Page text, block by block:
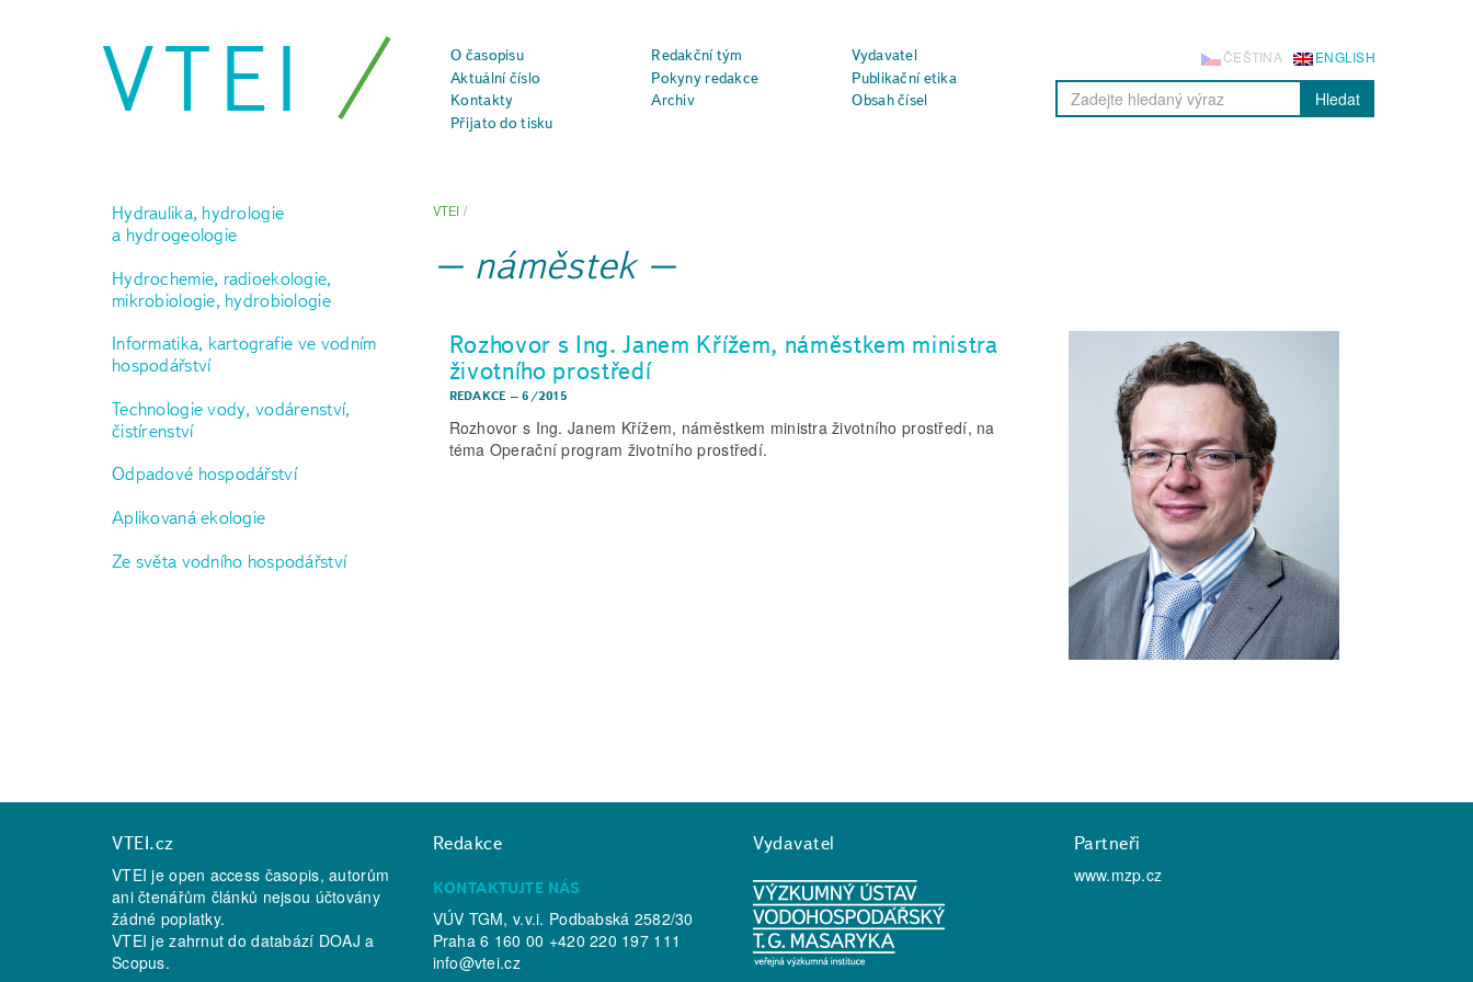
VTEI O časopisu Redakční tým
Vydavatel
Aktuální číslo
Pokyny redakce
Publikační etika
Kontakty
Archiv
Obsah čísel
Přijato do tisku
ENGLISH
ČEŠTINA
Hledat
Hydraulika, hydrologie
a hydrogeologie
Hydrochemie, radioekologie,
mikrobiologie, hydrobiologie
Informatika, kartografie ve vodním
hospodářství
Technologie vody, vodárenství,
čistírenství
Odpadové hospodářství
Aplikovaná ekologie
Ze světa vodního hospodářství
VTEI /
náměstek
Rozhovor s Ing. Janem Křížem, náměstkem ministra
životního prostředí
REDAKCE –6/2015
Rozhovor s Ing. Janem Křížem, náměstkem ministra životního prostředí, na
téma Operační program životního prostředí.
VTEI.cz
VTEI je open access časopis, autorům
ani čtenářům článků nejsou účtovány
žádné poplatky.
VTEI je zahrnut do databází DOAJ a
Scopus.
Redakce
KONTAKTUJTE NÁS
VÚV TGM, v.v.i. Podbabská 2582/30
Praha 6 160 00 +420 220 197 111
info@vtei.cz
Vydavatel
Partneři
www.mzp.cz